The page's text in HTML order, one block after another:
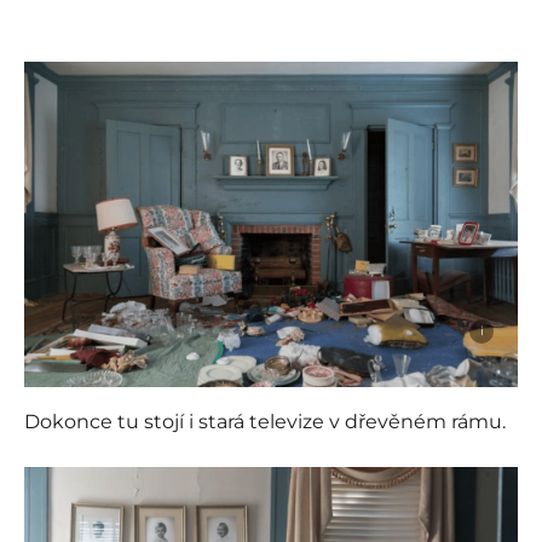
i
Dokonce tu stojí i stará televize v dřevěném rámu.